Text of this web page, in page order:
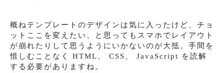
概ねテンプレートのデザインは気に入ったけど、チョ
ットここを変えたい、と思ってもスマホでレイアウト
が崩れたりして思うようにいかないのが大抵。手間を
惜しむことなく HTML、 CSS、 JavaScript を読解
する必要がありますね。